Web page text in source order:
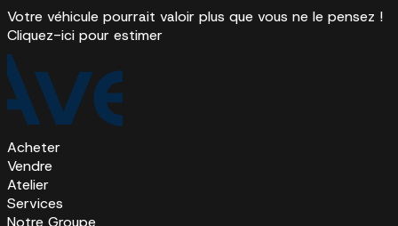
Votre véhicule pourrait valoir plus que vous ne le pensez !
Cliquez-ici pour estimer
Acheter
Vendre
Atelier
Services
Notre Groupe